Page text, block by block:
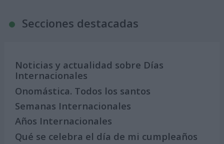
Secciones destacadas
Noticias y actualidad sobre Días
Internacionales
Onomástica. Todos los santos
Semanas Internacionales
Años Internacionales
Qué se celebra el día de mi cumpleaños